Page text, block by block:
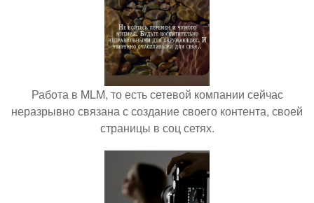
Работа в MLM, то есть сетевой компании сейчас
неразрывно связана с создание своего контента, своей
страницы в соц сетях.